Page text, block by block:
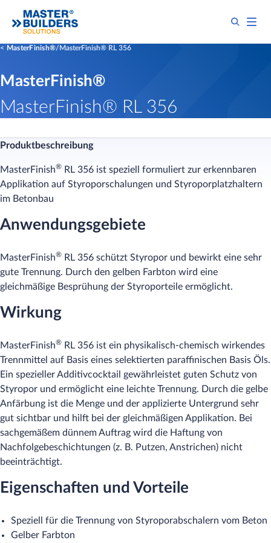
MasterFinish® MasterFinish® RL 356
MasterFinish®
MasterFinish® RL 356
Produktbeschreibung
MasterFinish® RL 356 ist speziell formuliert zur erkennbaren
Applikation auf Styroporschalungen und Styroporplatzhaltern
im Betonbau
Anwendungsgebiete
MasterFinish® RL 356 schützt Styropor und bewirkt eine sehr
gute Trennung. Durch den gelben Farbton wird eine
gleichmäßige Besprühung der Styroporteile ermöglicht.
Wirkung
MasterFinish® RL 356 ist ein physikalisch-chemisch wirkendes
Trennmittel auf Basis eines selektierten paraffinischen Basis Öls.
Ein spezieller Additivcocktail gewährleistet guten Schutz von
Styropor und ermöglicht eine leichte Trennung. Durch die gelbe
Anfärbung ist die Menge und der applizierte Untergrund sehr
gut sichtbar und hilft bei der gleichmäßigen Applikation. Bei
sachgemäßem dünnem Auftrag wird die Haftung von
Nachfolgebeschichtungen (z. B. Putzen, Anstrichen) nicht
beeinträchtigt.
Eigenschaften und Vorteile
Speziell für die Trennung von Styroporabschalern vom Beton
Gelber Farbton